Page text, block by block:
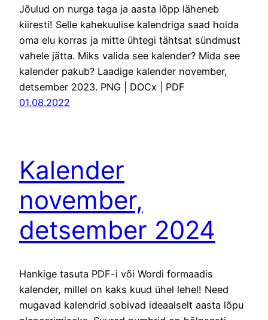
Jõulud on nurga taga ja aasta lõpp läheneb
kiiresti! Selle kahekuulise kalendriga saad hoida
oma elu korras ja mitte ühtegi tähtsat sündmust
vahele jätta. Miks valida see kalender? Mida see
kalender pakub? Laadige kalender november,
detsember 2023. PNG | DOCx | PDF
01.08.2022
Kalender
november,
detsember 2024
Hankige tasuta PDF-i või Wordi formaadis
kalender, millel on kaks kuud ühel lehel! Need
mugavad kalendrid sobivad ideaalselt aasta lõpu